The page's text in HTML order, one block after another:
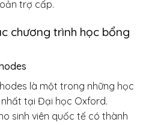
trợ cấp.
chương trình học bổng
là một trong những học
tại Đại học Oxford.
sinh viên quốc tế có thành